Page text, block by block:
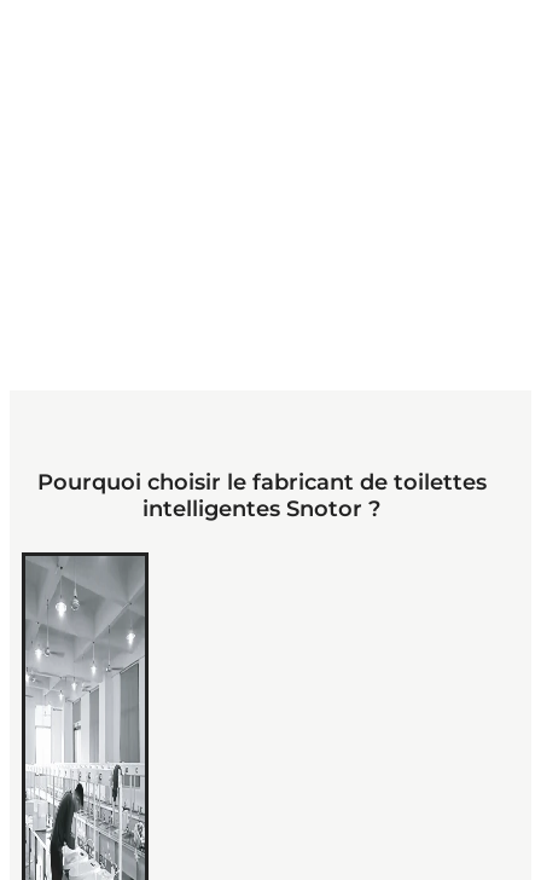
Pourquoi choisir le fabricant de toilettes
intelligentes Snotor ?